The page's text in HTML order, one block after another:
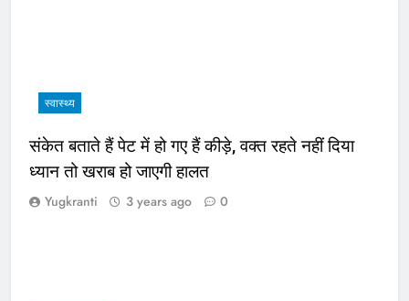
स्वास्थ्य
संकेत बताते हैं पेट में हो गए हैं कीड़े, वक्त रहते नहीं दिया
ध्यान तो खराब हो जाएगी हालत
Yugkranti 3 years ago 0